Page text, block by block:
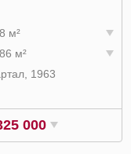
м²
м²
1963
000